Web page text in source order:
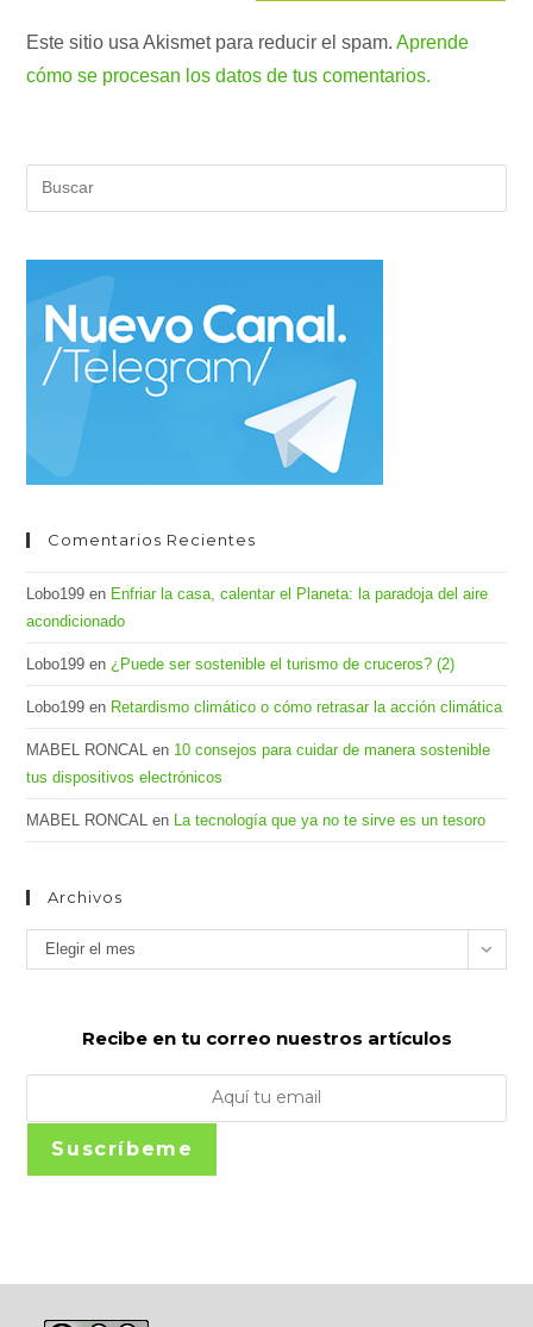
Este sitio usa Akismet para reducir el spam.Aprende
cómo se procesan los datos de tus comentarios.
Comentarios Recientes
Lobo199 en Enfriar la casa, calentar el Planeta: la paradoja del aire
acondicionado
Lobo199 en ¿Puede ser sostenible el turismo de cruceros? (2)
Lobo199 en Retardismo climático o cómo retrasar la acción climática
MABEL RONCAL en 10 consejos para cuidar de manera sostenible
tus dispositivos electrónicos
MABEL RONCAL en La tecnología que ya no te sirve es un tesoro
Archivos
Archivos
Elegir el mes
Recibe en tu correo nuestros artículos
Suscríbeme